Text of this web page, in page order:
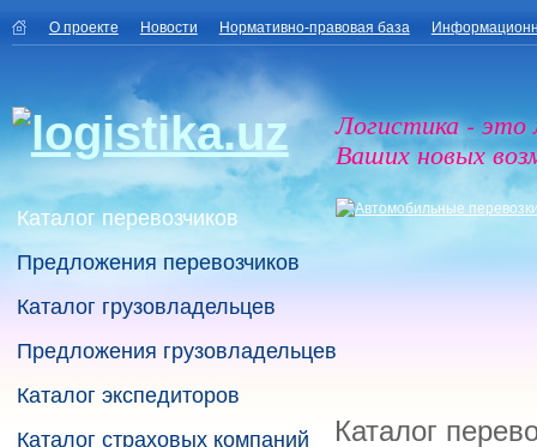
О проекте Новости Нормативно-правовая база
Логистика - это
Ваших новых
Каталог перевозчиков
Предложения перевозчиков
Каталог грузовладельцев
Предложения грузовладельцев
Каталог экспедиторов
Каталог страховых компаний
Каталог